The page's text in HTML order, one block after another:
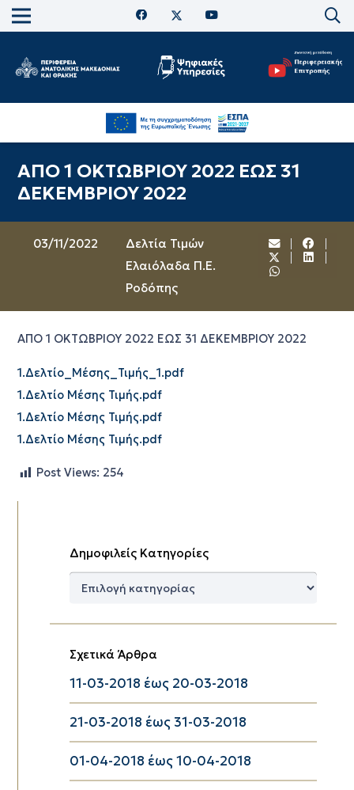
ΑΠΟ 1 ΟΚΤΩΒΡΙΟΥ 2022 ΕΩΣ 31
ΔΕΚΕΜΒΡΙΟΥ 2022
03/11/2022
Δελτία Τιμών
Ελαιόλαδα Π.Ε.
Ροδόπης
ΑΠΟ 1 ΟΚΤΩΒΡΙΟΥ 2022 ΕΩΣ 31 ΔΕΚΕΜΒΡΙΟΥ 2022
1.Δελτίο_Μέσης_Τιμής_1.pdf
1.Δελτίο Μέσης Τιμής.pdf
1.Δελτίο Μέσης Τιμής.pdf
1.Δελτίο Μέσης Τιμής.pdf
Post Views: 254
Δημοφιλείς Κατηγορίες
Δημοφιλείς
Σχετικά Άρθρα
11-03-2018 έως 20-03-2018
21-03-2018 έως 31-03-2018
01-04-2018 έως 10-04-2018